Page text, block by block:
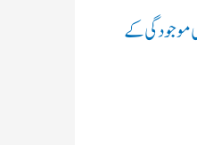
موجودگی کے